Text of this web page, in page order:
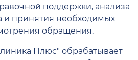
поддержки, анализа
и принятия необходимых
обращения.
Плюс" обрабатывает